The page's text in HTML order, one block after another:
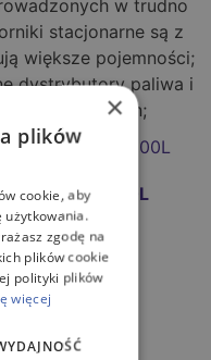
w trudno
stacjonarne są z
większe pojemności;
dystrybutory paliwa i
maszyn;
Combi 900L
×
plików
cookie, aby
użytkowania.
zgodę na
plików cookie
polityki plików
więcej